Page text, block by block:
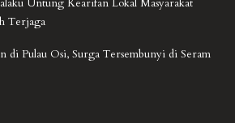
Untung Kearifan Lokal Masyarakat
Terjaga
di Pulau Osi, Surga Tersembunyi di Seram